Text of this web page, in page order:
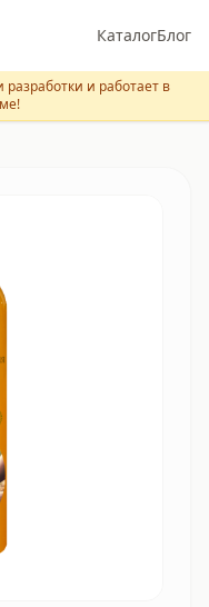
КаталогБлог
и работает в